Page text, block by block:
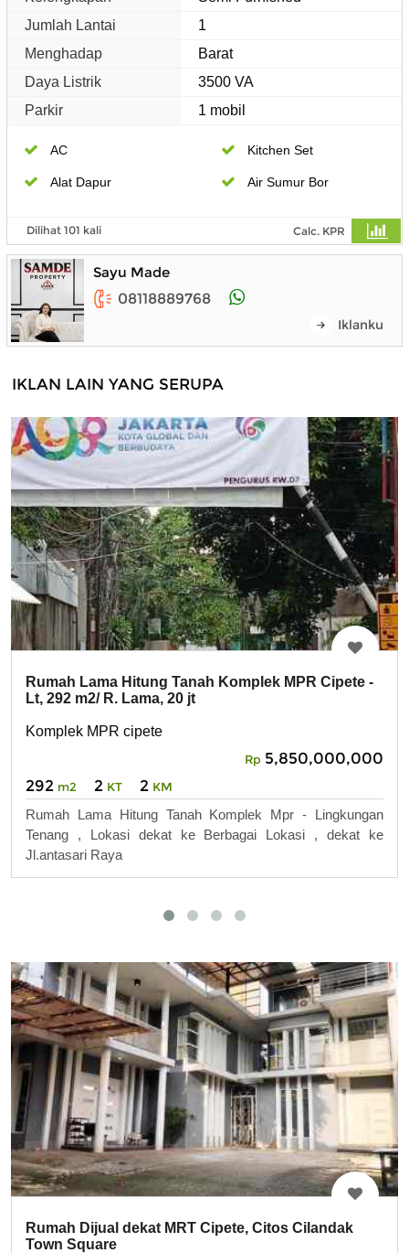
Jumlah Lantai
1
Menghadap
Barat
Daya Listrik
3500 VA
Parkir
1 mobil
AC Kitchen Set
Alat Dapur Air Sumur Bor
Dilihat 101 kali Calc. KPR
Sayu Made
08118889768
Iklanku
IKLAN LAIN YANG SERUPA
Rumah Lama Hitung Tanah Komplek MPR Cipete -
Lt, 292 m2/ R. Lama, 20 jt
Komplek MPR cipete
Rp 5,850,000,000
292 m2 2 KT 2 KM
Rumah Lama Hitung Tanah Komplek Mpr - Lingkungan
Tenang , Lokasi dekat ke Berbagai Lokasi , dekat ke
Jl.antasari Raya
Rumah Dijual dekat MRT Cipete, Citos Cilandak
Town Square